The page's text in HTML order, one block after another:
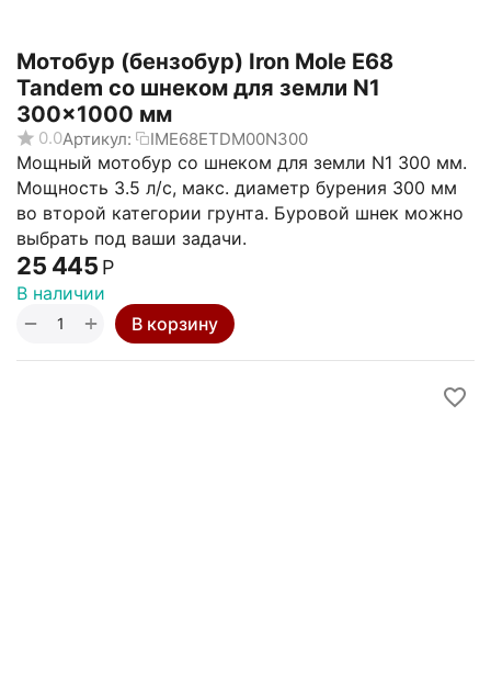
Мотобур (бензобур) Iron Mole E68
Tandem со шнеком для земли N1
300x1000 мм
0.0Артикул: IME68ЕТDM00N300
Мощный мотобур со шнеком для земли N1 300 мм.
Мощность 3.5 л/с, макс. диаметр бурения 300 мм
во второй категории грунта. Буровой шнек можно
выбрать под ваши задачи.
25 445 Р
В наличии
+
− В корзину